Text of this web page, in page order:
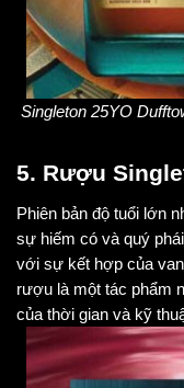
Singleton 25YO
5. Rượu
Phiên bản độ tuổi lớn
sự hiếm có và quý
với sự kết hợp của
rượu là một tác phẩm
của thời gian và kỹ